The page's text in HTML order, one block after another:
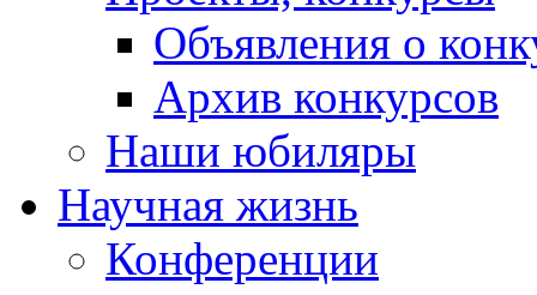
Объявления о
Архив конкурсов
Наши юбиляры
Научная жизнь
Конференции